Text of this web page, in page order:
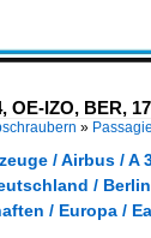
OE-IZO, BER,
»
/ Airbus / A
/
/ Europa /